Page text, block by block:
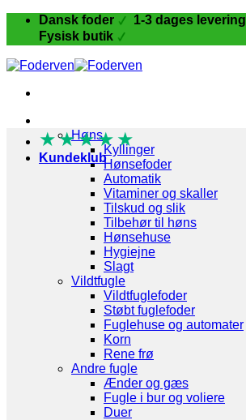
Fortsæt
indhold
Dansk foder 1-3 dages levering
Fysisk butik
Høns
Kyllinger
Hønsefoder
Automatik
Vitaminer og skaller
Tilskud og slik
Tilbehør til høns
Hønsehuse
Hygiejne
Slagt
Vildtfugle
Vildtfuglefoder
Støbt fuglefoder
Fuglehuse og automater
Korn
Rene frø
Andre fugle
Ænder og gæs
Fugle i bur og voliere
Duer
★★★★ ★
Kundeklub